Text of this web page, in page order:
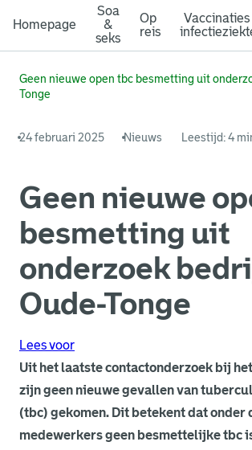
Homepage
Soa
&
seks
Op
reis
Vaccinaties
Geen nieuwe open tbc besmetting uit
Tonge
24 februari 2025 Nieuws Leestijd: 4
Geen nieuwe
besmetting uit
onderzoek
Oude-Tonge
Lees voor
Uit het laatste contactonderzoek bij
zijn geen nieuwe gevallen van
(tbc) gekomen. Dit betekent dat onder
medewerkers geen besmettelijke tbc